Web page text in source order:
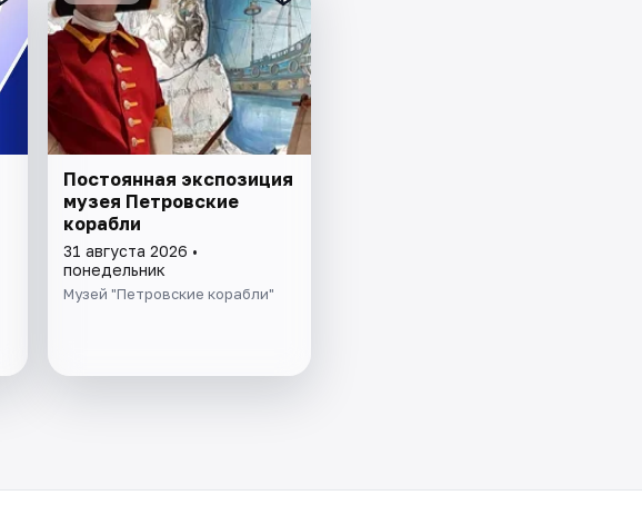
Постоянная экспозиция
музея Петровские
корабли
31 августа 2026 •
понедельник
Музей "Петровские корабли"